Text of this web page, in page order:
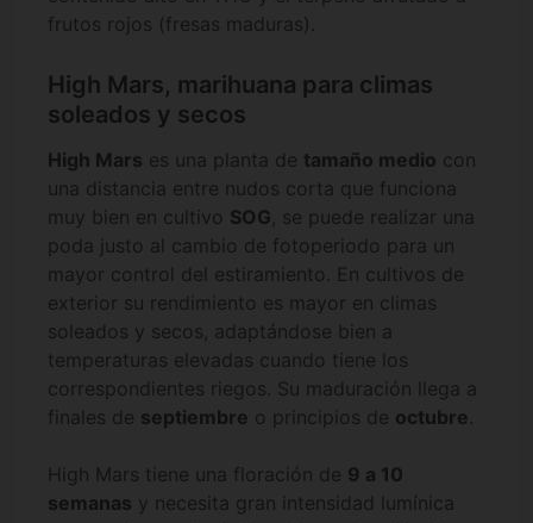
frutos rojos (fresas maduras).
High Mars, marihuana para climas
soleados y secos
High Mars es una planta de tamaño medio con
una distancia entre nudos corta que funciona
muy bien en cultivo SOG, se puede realizar una
poda justo al cambio de fotoperiodo para un
mayor control del estiramiento. En cultivos de
exterior su rendimiento es mayor en climas
soleados y secos, adaptándose bien a
temperaturas elevadas cuando tiene los
correspondientes riegos. Su maduración llega a
finales de septiembre o principios de octubre.
High Mars tiene una floración de 9 a 10
semanas y necesita gran intensidad lumínica